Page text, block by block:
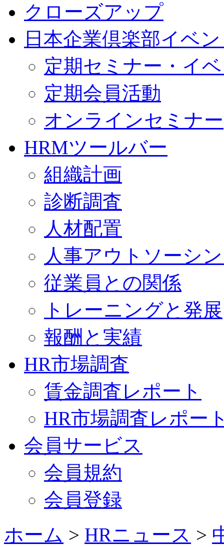
クローズアップ
日本企業倶楽部イベ
定期セミナー・イ
定期会員活動
オンラインセミナー
HRMツールバー
組織計画
診断調査
人材配置
人事アウトソーシ
従業員との関係
トレーニングと発展
報酬と実績
HR市場調査
賃金調査レポート
HR市場調査レポー
会員サービス
会員規約
会員登録
ホーム > HRニュース >